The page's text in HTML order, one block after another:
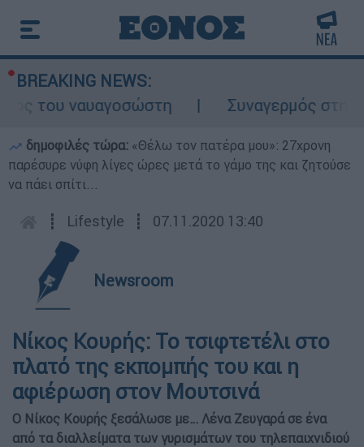
BREAKING NEWS:
του ναυαγοσώστη
Συναγερμός στην
δημοφιλές τώρα: «Θέλω τον πατέρα μου»: 27χρονη
παρέσυρε νύφη λίγες ώρες μετά το γάμο της και ζητούσε
να πάει σπίτι...
┋ Lifestyle ┋ 07.11.2020 13:40
Newsroom
Νίκος Κουρής: Το τσιφτετέλι στο
πλατό της εκπομπής του και η
αφιέρωση στον Μουτσινά
Ο Νίκος Κουρής ξεσάλωσε με… Λένα Ζευγαρά σε ένα
από τα διαλλείματα των γυρισμάτων του τηλεπαιχνιδιού